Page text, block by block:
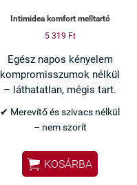
Intimidea komfort melltartó
5 319 Ft
Egész napos kényelem
kompromisszumok nélkül
– láthatatlan, mégis tart.
✔ Merevítő és szivacs nélkül
– nem szorít
ruha alatt láthatatlan
✔ Rugalmas, jól
 KOSÁRBA